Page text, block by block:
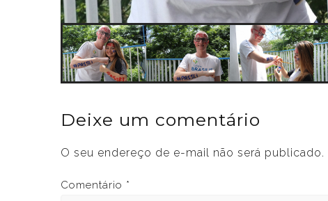
Deixe um comentário
O seu endereço de e-mail não será publicado.
Comentário *